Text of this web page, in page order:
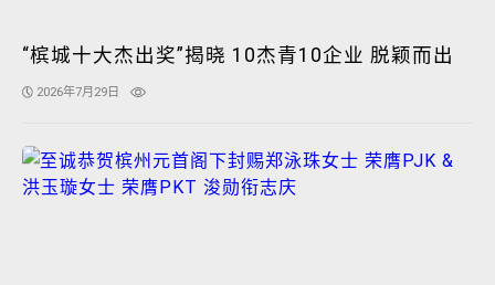
“槟城十大杰出奖”揭晓 10杰青10企业 脱颖而出
2026年7月29日